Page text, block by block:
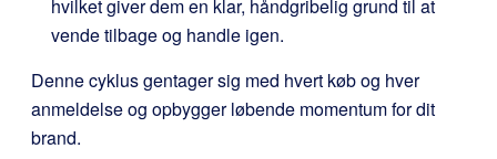
hvilket giver dem en klar, håndgribelig grund til at
vende tilbage og handle igen.
Denne cyklus gentager sig med hvert køb og hver
anmeldelse og opbygger løbende momentum for dit
brand.